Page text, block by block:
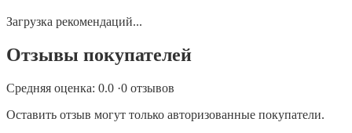
Загрузка рекомендаций...
Отзывы покупателей
Средняя оценка: 0.0 ·0 отзывов
Оставить отзыв могут только авторизованные покупатели.